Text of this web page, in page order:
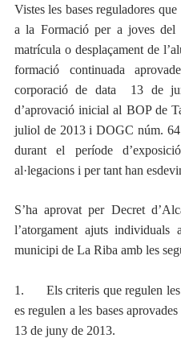
Vistes les bases reguladores
a la Formació per a joves
matrícula o desplaçament de
formació continuada
corporació de data 13 de
d’aprovació inicial al BOP de
juliol de 2013 i DOGC núm.
durant el període
al·legacions i per tant han
S’ha aprovat per Decret
l’atorgament ajuts
municipi de La Riba amb les
1. Els criteris que regulen les
es regulen a les bases
13 de juny de 2013.